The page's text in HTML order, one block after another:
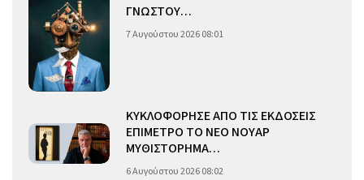
ΓΝΩΣΤΟΥ…
7 Αυγούστου 2026 08:01
ΚΥΚΛΟΦΟΡΗΣΕ ΑΠΟ ΤΙΣ ΕΚΔΟΣΕΙΣ
ΕΠΙΜΕΤΡΟ ΤΟ ΝΕΟ ΝΟΥΑΡ
ΜΥΘΙΣΤΟΡΗΜΑ…
6 Αυγούστου 2026 08:02